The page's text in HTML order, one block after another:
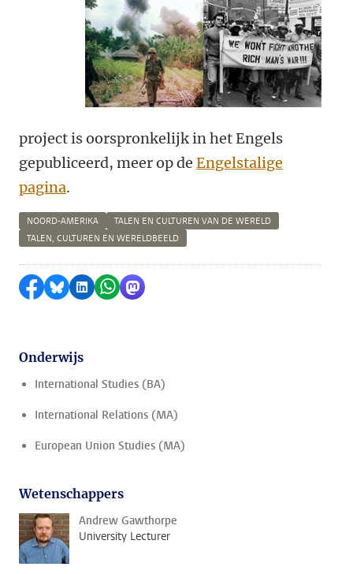
project is oorspronkelijk in het Engels
gepubliceerd, meer op de Engelstalige
pagina.
NOORD-AMERIKA
TALEN EN CULTUREN VAN DE WERELD
TALEN, CULTUREN EN WERELDBEELD
Delen op Facebook
Delen via Bluesky
Delen op LinkedIn
Delen via WhatsApp
Delen via Mastodon
Onderwijs
International Studies (BA)
International Relations (MA)
European Union Studies (MA)
Wetenschappers
Andrew Gawthorpe
University Lecturer